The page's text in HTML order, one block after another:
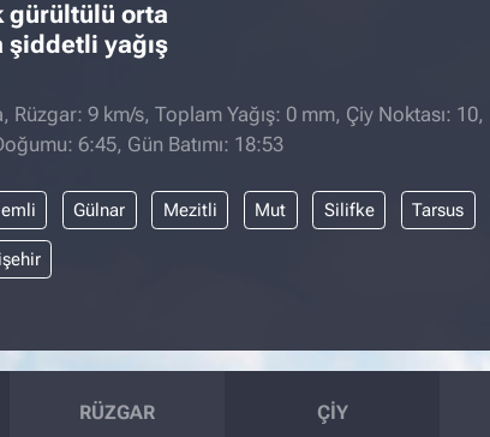
gürültülü orta
şiddetli yağış
Rüzgar: 9 km/s, Toplam Yağış: 0 mm, Çiy Noktası: 10,
6:45, Gün Batımı: 18:53
Gülnar Mezitli Mut Silifke Tarsus
RÜZGAR ÇIY